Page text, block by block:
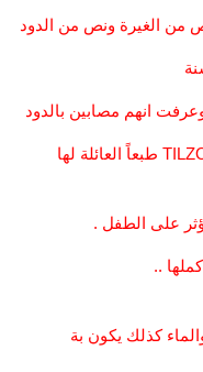
انهم مصابين بالدود
واخذتهم للمستشفى ووصف الطبيب TILZOLE طبعاً العائلة لها
على الطفل .
..
كذلك يكون بة